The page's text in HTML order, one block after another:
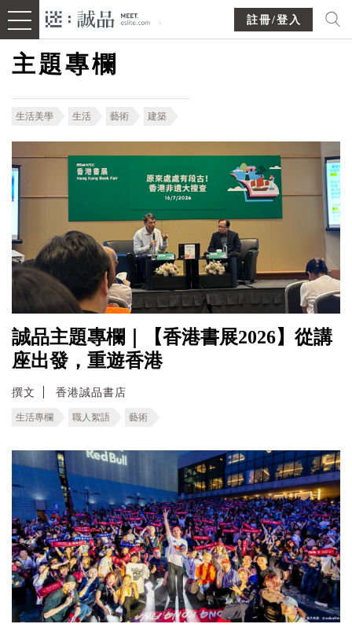
註冊/登入
主題專欄
生活美學 生活 藝術 建築
誠品主題專欄｜【香港書展2026】從講
座出發，重遊香港
撰文 香港誠品書店
生活專欄 職人絮語 藝術